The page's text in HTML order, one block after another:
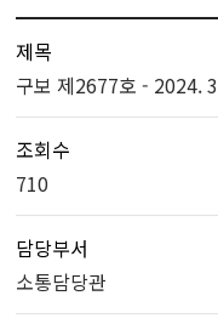
제목
구보 제2677호 - 2024.
조회수
710
담당부서
소통담당관